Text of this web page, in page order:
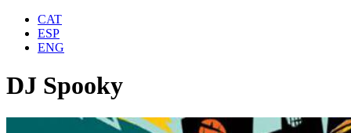
CAT
ESP
ENG
DJ Spooky